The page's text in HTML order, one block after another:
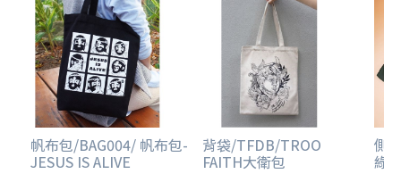
帆布包/BAG004/ 帆布包-
JESUS IS ALIVE
背袋/TFDB/TROO
FAITH大衛包
側
綠